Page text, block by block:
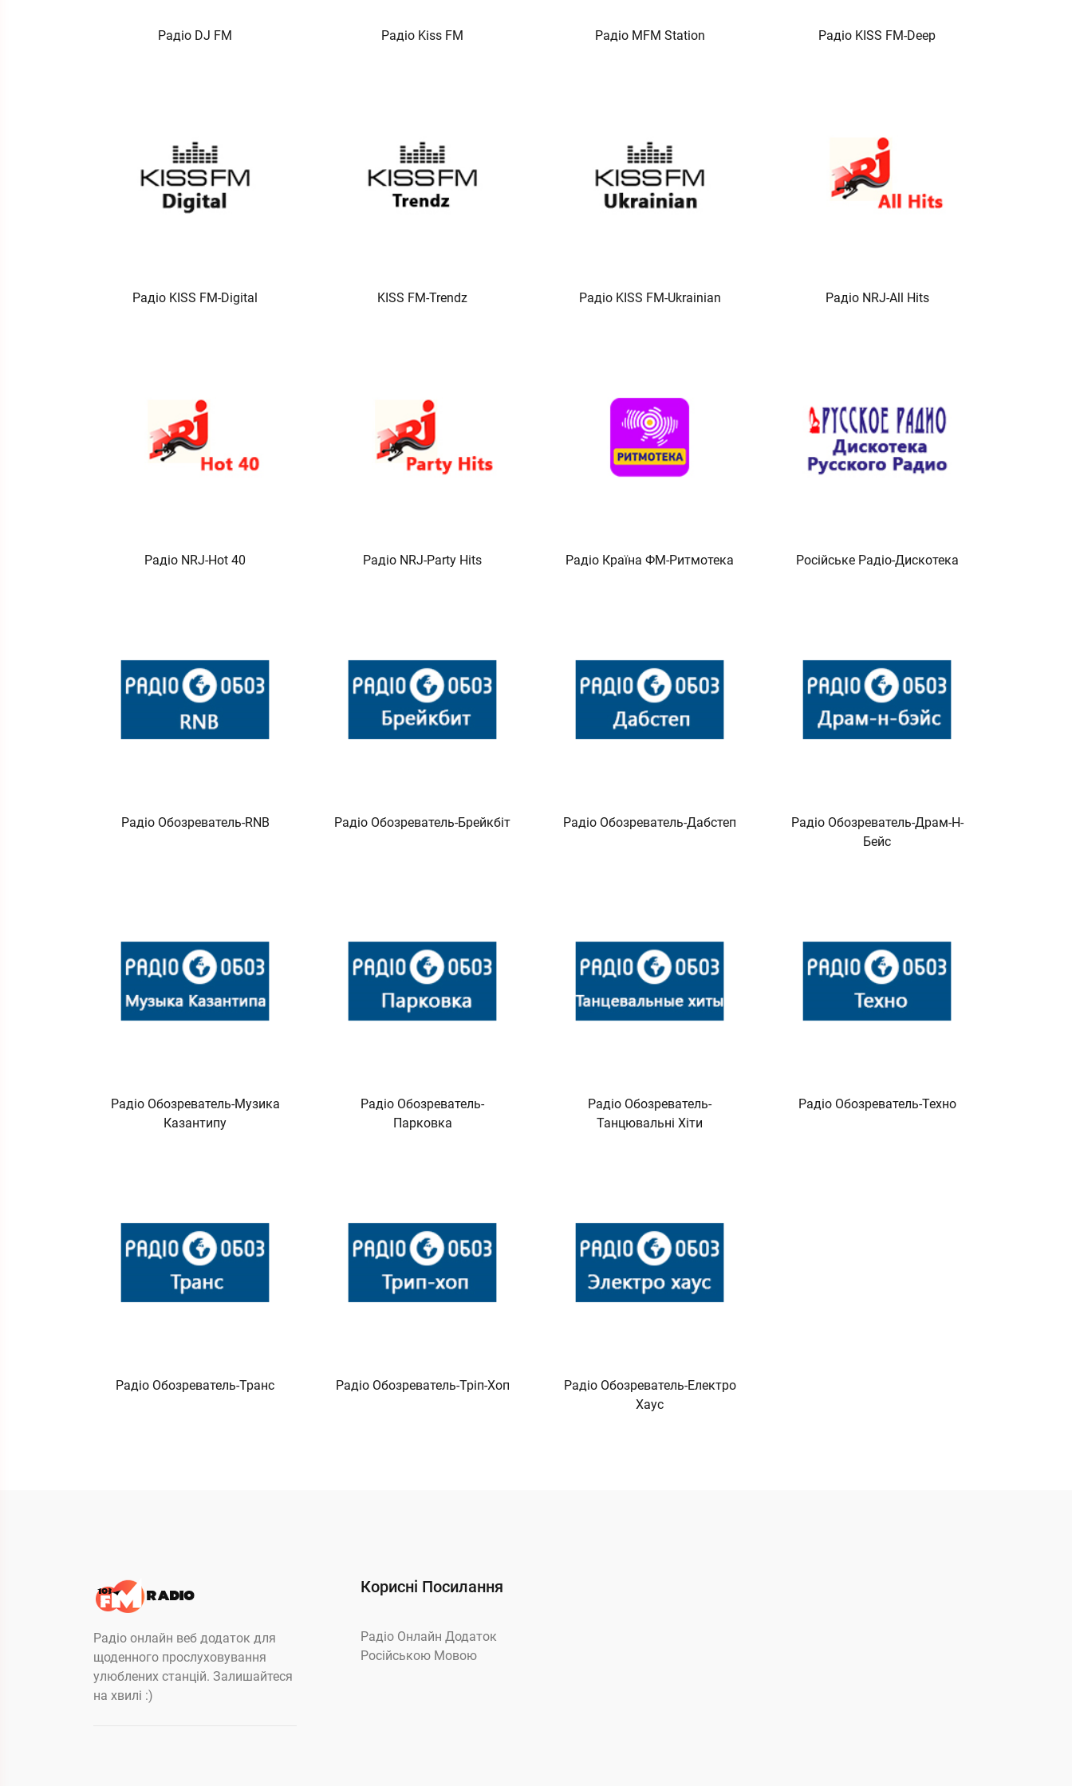
Радіо DJ FM Радіо Kiss FM Радіо MFM Station Радіо KISS FM-Deep
Радіо KISS FM-Digital KISS FM-Trendz Радіо KISS FM-Ukrainian Радіо NRJ-All Hits
Радіо NRJ-Hot 40 Радіо NRJ-Party Hits Радіо Країна ФМ-Ритмотека Російське Радіо-Дискотека
Радіо Обозреватель-RNB Радіо Обозреватель-Брейкбіт Радіо Обозреватель-Дабстеп
Радіо Обозреватель-Драм-Н-
Бейс
Радіо Обозреватель-Музика
Казантипу
Радіо Обозреватель-
Парковка
Радіо Обозреватель-
Танцювальні Хіти
Радіо Обозреватель-Техно
Радіо Обозреватель-Транс Радіо Обозреватель-Тріп-Хоп
Радіо Обозреватель-Електро
Хаус
Радіо онлайн веб додаток для
щоденного прослуховування
улюблених станцій. Залишайтеся
на хвилі :)
Корисні Посилання
Радіо Онлайн Додаток
Російською Мовою